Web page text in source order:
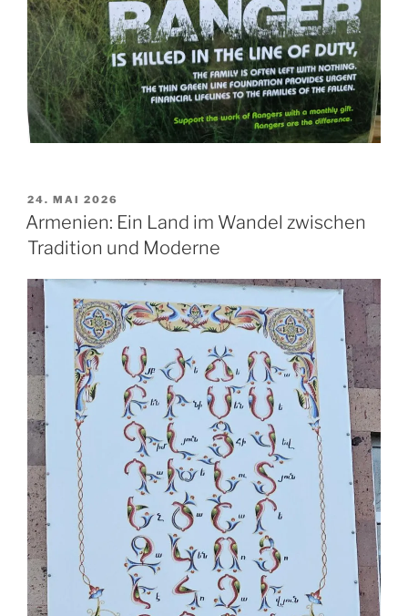
VERÖFFENTLICHT
AM
24. MAI 2026
Armenien: Ein Land im Wandel zwischen
Tradition und Moderne